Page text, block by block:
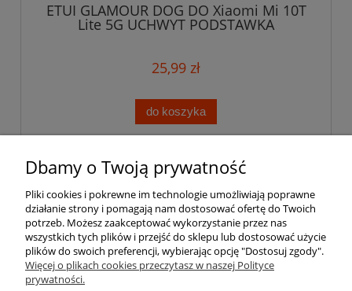
ETUI GLAMOUR DOG DO Xiaomi Mi 10T
Lite 5G UCHWYT PODSTAWKA
25,99 zł
do koszyka
Pomoc
Moje konto
Płatności i dostawa
Dbamy o Twoją prywatność
Pliki cookies i pokrewne im technologie umożliwiają poprawne
działanie strony i pomagają nam dostosować ofertę do Twoich
potrzeb. Możesz zaakceptować wykorzystanie przez nas
wszystkich tych plików i przejść do sklepu lub dostosować użycie
plików do swoich preferencji, wybierając opcję "Dostosuj zgody".
Więcej o plikach cookies przeczytasz w naszej Polityce
prywatności.